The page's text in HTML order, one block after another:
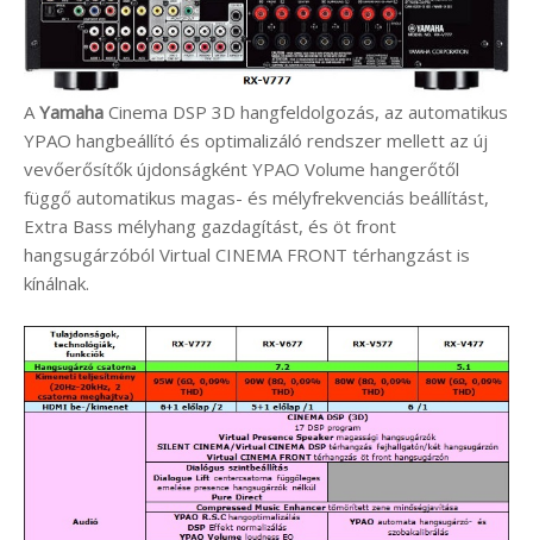
AYamaha Cinema DSP 3D hangfeldolgozás, az automatikus
YPAO hangbeállító és optimalizáló rendszer mellett az új
vevőerősítők újdonságként YPAO Volume hangerőtől
függő automatikus magas- és mélyfrekvenciás beállítást,
Extra Bass mélyhang gazdagítást, és öt front
hangsugárzóból Virtual CINEMA FRONT térhangzást is
kínálnak.